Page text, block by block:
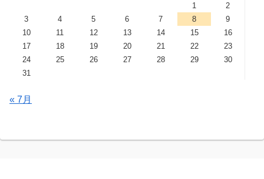
1
2
3
4 5 6 7 8
9
10
11 12 13 14 15
16
17
18 19 20 21 22
23
24
25 26 27 28 29
30
31
« 7月